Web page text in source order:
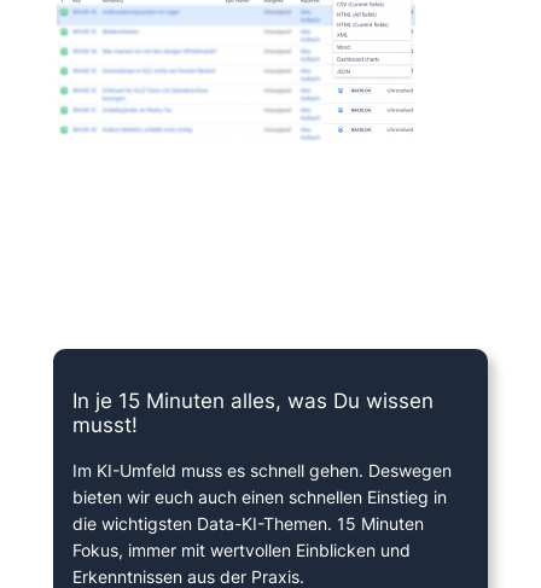
In je 15 Minuten alles, was Du wissen
musst!
Im KI-Umfeld muss es schnell gehen. Deswegen
bieten wir euch auch einen schnellen Einstieg in
die wichtigsten Data-KI-Themen. 15 Minuten
Fokus, immer mit wertvollen Einblicken und
Erkenntnissen aus der Praxis.